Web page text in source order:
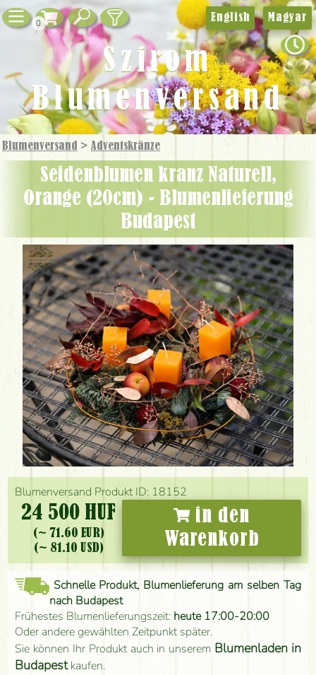
0
Blumenversand >Adventskränze
Seidenblumen kranz Naturell,
Orange (20cm) - Blumenlieferung
Budapest
Blumenversand Produkt ID: 18152
24 500 HUF
(~ 71.60 EUR)
(~ 81.10 USD)
in den
Warenkorb
Schnelle Produkt, Blumenlieferung am selben Tag
nach Budapest
Frühestes Blumenlieferungszeit: heute 17:00-20:00
Oder andere gewählten Zeitpunkt später.
Sie können Ihr Produkt auch in unserem Blumenladen in
Budapestkaufen.
English Magyar
Szirom
Blumenversand